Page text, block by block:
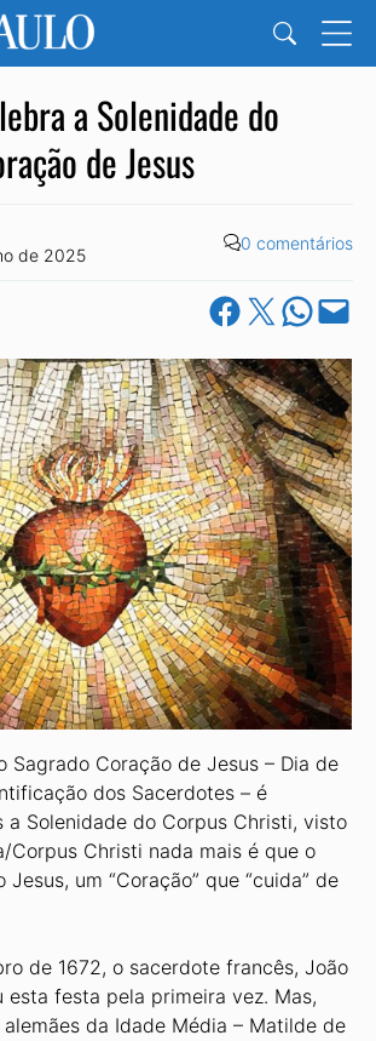
a Solenidade do
de Jesus
de 2025
0 comentários
Share on Facebook
Share on X Share on
Email this
Sagrado Coração de Jesus – Dia de
dos Sacerdotes – é
a Solenidade do Corpus Christi, visto
Corpus Christi nada mais é que o
um “Coração” que “cuida” de
de 1672, o sacerdote francês, João
esta festa pela primeira vez. Mas,
da Idade Média – Matilde de